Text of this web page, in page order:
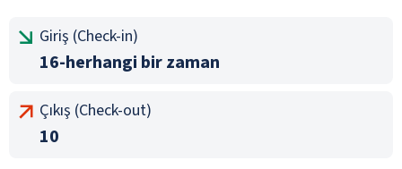
Giriş (Check-in)
16-herhangi bir zaman
Çıkış (Check-out)
10